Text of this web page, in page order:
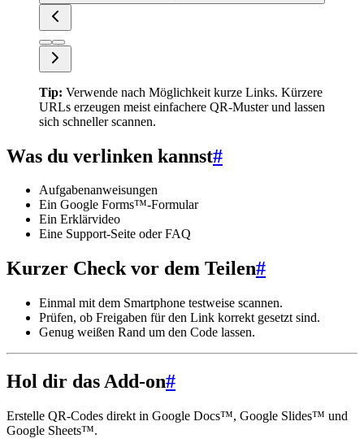
Tip: Verwende nach Möglichkeit kurze Links. Kürzere
URLs erzeugen meist einfachere QR-Muster und lassen
sich schneller scannen.
Was du verlinken kannst#
Aufgabenanweisungen
Ein Google Forms™-Formular
Ein Erklärvideo
Eine Support-Seite oder FAQ
Kurzer Check vor dem Teilen#
Einmal mit dem Smartphone testweise scannen.
Prüfen, ob Freigaben für den Link korrekt gesetzt sind.
Genug weißen Rand um den Code lassen.
Hol dir das Add-on#
Erstelle QR-Codes direkt in Google Docs™, Google Slides™ und
Google Sheets™.